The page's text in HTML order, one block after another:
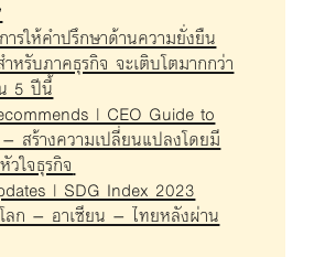
ารให้คำปรึกษาด้านความยั่งยืน
หรับภาคธุรกิจ จะเติบโตมากกว่า
5 ปีนี้
| CEO Guide to
สร้างความเปลี่ยนแปลงโดยมี
วใจธุรกิจ
| SDG Index 2023
ลก – อาเซียน – ไทยหลังผ่าน